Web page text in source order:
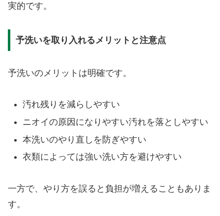
実的です。
予洗いを取り入れるメリットと注意点
予洗いのメリットは明確です。
汚れ残りを減らしやすい
ニオイの原因になりやすい汚れを落としやすい
本洗いのやり直しを防ぎやすい
衣類によっては強い洗い方を避けやすい
一方で、やり方を誤ると負担が増えることもありま
す。